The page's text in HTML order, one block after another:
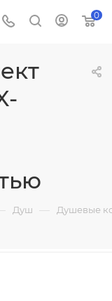
0
Душ — Душевые